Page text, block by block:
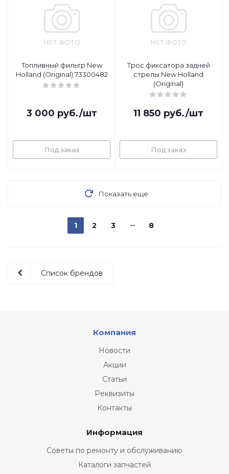
Топливный фильтр New
Holland (Original) 73300482
3 000 руб./шт
Под заказ
Трос фиксатора задней
стрелы New Holland
(Original)
11 850 руб./шт
Под заказ
Показать еще
1 2 3 8
Список брендов
Компания
Новости
Акции
Статьи
Реквизиты
Контакты
Информация
Советы по ремонту и обслуживанию
Каталоги запчастей